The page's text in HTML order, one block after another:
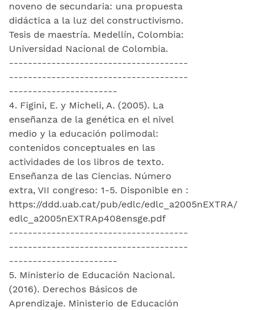
noveno de secundaria: una propuesta
didáctica a la luz del constructivismo.
Tesis de maestría. Medellín, Colombia:
Universidad Nacional de Colombia.
--------------------------------------
--------------------------------------
-----------------------
4. Figini, E. y Micheli, A. (2005). La
enseñanza de la genética en el nivel
medio y la educación polimodal:
contenidos conceptuales en las
actividades de los libros de texto.
Enseñanza de las Ciencias. Número
extra, VII congreso: 1-5. Disponible en :
https://ddd.uab.cat/pub/edlc/edlc_a2005nEXTRA/
edlc_a2005nEXTRAp408ensge.pdf
--------------------------------------
--------------------------------------
-----------------------
5. Ministerio de Educación Nacional.
(2016). Derechos Básicos de
Aprendizaje. Ministerio de Educación